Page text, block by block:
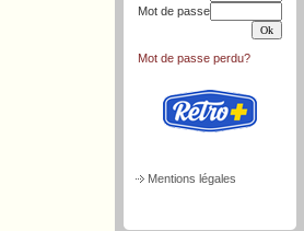
Mot de passe
Mot de passe perdu?
Mentions légales